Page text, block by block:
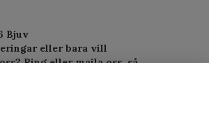
Bjuv
eller bara vill
Ring eller maila oss, så